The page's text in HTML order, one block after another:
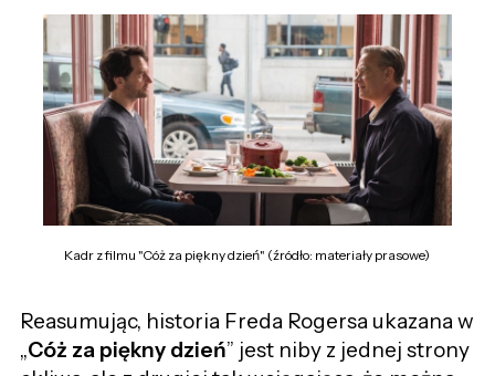
Kadr z filmu "Cóż za piękny dzień" (źródło: materiały prasowe)
Reasumując, historia Freda Rogersa ukazana w
„Cóż za piękny dzień” jest niby z jednej strony